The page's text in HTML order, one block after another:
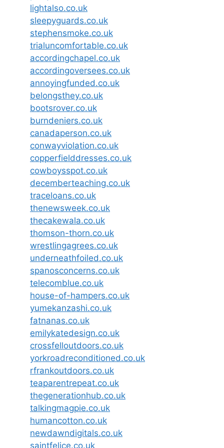
lightalso.co.uk
sleepyguards.co.uk
stephensmoke.co.uk
trialuncomfortable.co.uk
accordingchapel.co.uk
accordingoversees.co.uk
annoyingfunded.co.uk
belongsthey.co.uk
bootsrover.co.uk
burndeniers.co.uk
canadaperson.co.uk
conwayviolation.co.uk
copperfielddresses.co.uk
cowboysspot.co.uk
decemberteaching.co.uk
traceloans.co.uk
thenewsweek.co.uk
thecakewala.co.uk
thomson-thorn.co.uk
wrestlingagrees.co.uk
underneathfoiled.co.uk
spanosconcerns.co.uk
telecomblue.co.uk
house-of-hampers.co.uk
yumekanzashi.co.uk
fatnanas.co.uk
emilykatedesign.co.uk
crossfelloutdoors.co.uk
yorkroadreconditioned.co.uk
rfrankoutdoors.co.uk
teaparentrepeat.co.uk
thegenerationhub.co.uk
talkingmagpie.co.uk
humancotton.co.uk
newdawndigitals.co.uk
saintfelice.co.uk